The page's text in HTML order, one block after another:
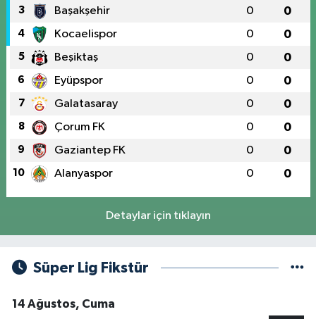
3 Başakşehir 0 0
4 Kocaelispor 0 0
5 Beşiktaş 0 0
6 Eyüpspor 0 0
7 Galatasaray 0 0
8 Çorum FK 0 0
9 Gaziantep FK 0 0
10 Alanyaspor 0 0
Detaylar için tıklayın
Süper Lig Fikstür
14 Ağustos, Cuma